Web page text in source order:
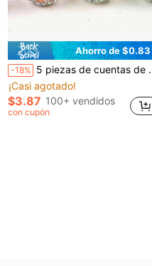
Ahorro de $0.83
-18% 5 piezas de cuentas de flores de acrílico con centro brillante - Mezcla de colores aleatorios, adecuado para hacer joyas, manualidades, bolígrafos con cuentas, llaveros, collares, cadenas de teléfono - Materiales de artesanía hechos a mano, cuentas para hacer joyas
¡Casi agotado!
$3.87 100+ vendidos
con cupón